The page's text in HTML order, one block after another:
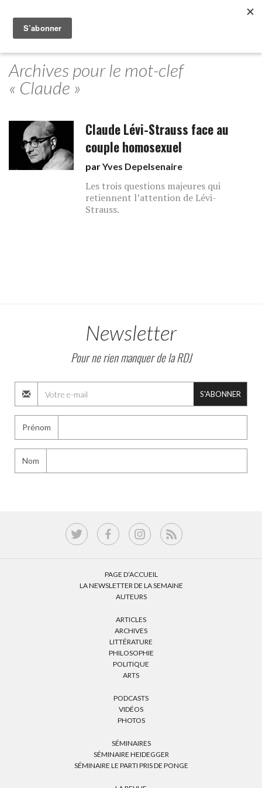
Archives pour le mot-clef
« Claude »
Claude Lévi-Strauss face au
couple homosexuel
parYves Depelsenaire
Les trois questions majeures qui
retiennent l’attention de Lévi-
Strauss.
Newsletter
Pour ne rien manquer de la RDJ
S'ABONNER
Prénom
Nom
PAGE D’ACCUEIL
LA NEWSLETTER DE LA SEMAINE
AUTEURS
ARTICLES
ARCHIVES
LITTÉRATURE
PHILOSOPHIE
POLITIQUE
ARTS
PODCASTS
VIDÉOS
PHOTOS
SÉMINAIRES
SÉMINAIRE HEIDEGGER
SÉMINAIRE LE PARTI PRIS DE PONGE